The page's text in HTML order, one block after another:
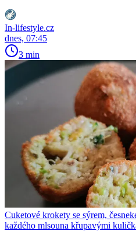
In-lifestyle.cz
dnes, 07:45
3 min
Cuketové krokety se sýrem,
každého mlsouna křupavými